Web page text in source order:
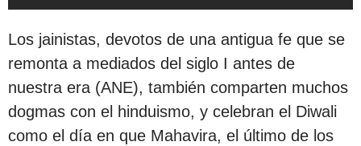
Los jainistas, devotos de una antigua fe que se
remonta a mediados del siglo I antes de
nuestra era (ANE), también comparten muchos
dogmas con el hinduismo, y celebran el Diwali
como el día en que Mahavira, el último de los